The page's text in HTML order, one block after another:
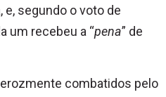
segundo o voto de
um recebeu a “pena” de
combatidos pelo